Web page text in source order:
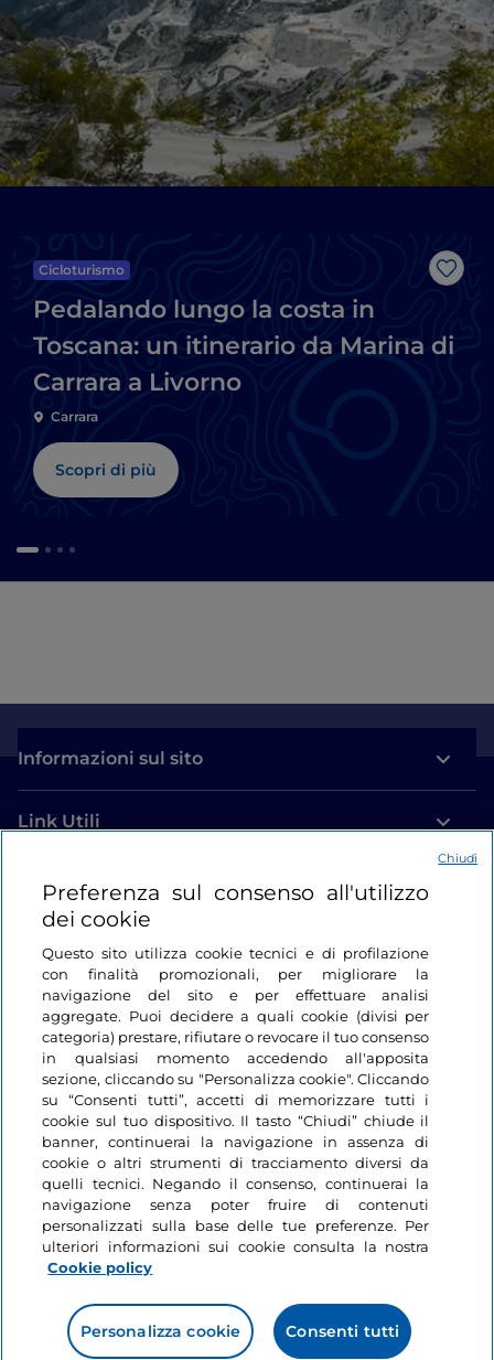
Like
Cicloturismo
Pedalando lungo la costa in
Toscana: un itinerario da Marina di
Carrara a Livorno
Carrara
Scopri di più
Informazioni sul sito
Link Utili
Login
Restiamo in contatto
Preferenza sul consenso all'utilizzo
dei cookie
Questo sito utilizza cookie tecnici e di profilazione
con finalità promozionali, per migliorare la
navigazione del sito e per effettuare analisi
aggregate. Puoi decidere a quali cookie (divisi per
categoria) prestare, rifiutare o revocare il tuo consenso
in qualsiasi momento accedendo all'apposita
sezione, cliccando su "Personalizza cookie". Cliccando
su “Consenti tutti”, accetti di memorizzare tutti i
cookie sul tuo dispositivo. Il tasto “Chiudi” chiude il
banner, continuerai la navigazione in assenza di
cookie o altri strumenti di tracciamento diversi da
quelli tecnici. Negando il consenso, continuerai la
navigazione senza poter fruire di contenuti
personalizzati sulla base delle tue preferenze. Per
ulteriori informazioni sui cookie consulta la nostra
Cookie policy
Personalizza cookie Consenti tutti
Chiudi